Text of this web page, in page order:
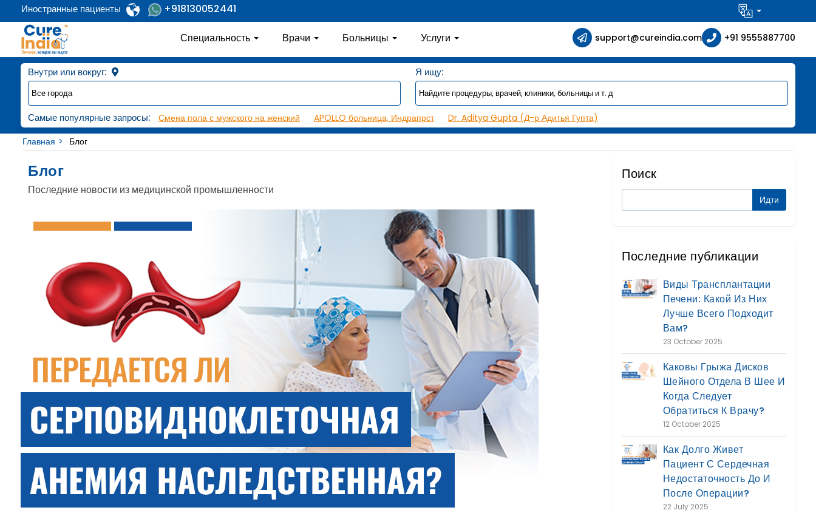
Иностранные пациенты +918130052441
Специальность Врачи Больницы Услуги support@cureindia.com +91 9555887700
Внутри или вокруг: Я ищу:
Самые популярные запросы: Смена пола с мужского на женский APOLLO больница, Индрапрст
Dr. Aditya Gupta (Д-р Адитья Гупта)
Главная
Блог
Блог
Последние новости из медицинской промышленности
Поиск
Последние публикации
Виды Трансплантации
Печени: Какой Из Них
Лучше Всего Подходит
Вам?
23 October 2025
Каковы Грыжа Дисков
Шейного Отдела В Шее И
Когда Следует
Обратиться К Врачу?
12 October 2025
Как Долго Живет
Пациент С Сердечная
Недостаточность До И
После Операции?
22 July 2025